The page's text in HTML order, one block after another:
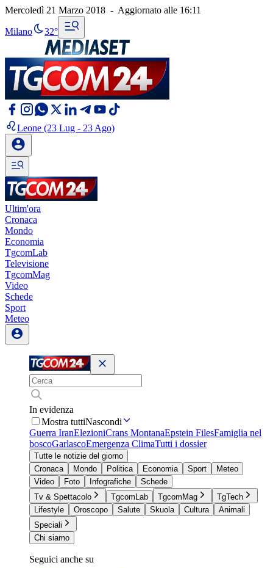
Mercoledì 21 Marzo 2018 - Aggiornato alle 16:11
Milano 32°
Leone (23 Lug - 23 Ago)
Ultim'ora
Cronaca
Mondo
Economia
TgcomLab
Televisione
TgcomMag
Video
Schede
Sport
Meteo
In evidenza
Mostra tuttiNascondi
Guerra IranElezioniCrans MontanaEpstein FilesFamiglia nel
boscoGarlascoEmergenza ClimaTutti i dossier
Tutte le notizie del giorno
Cronaca
Mondo Politica Economia Sport
Meteo
Video
Foto Infografiche
Schede
Tv & Spettacolo
TgcomLab TgcomMag
TgTech
Lifestyle
Oroscopo Salute Skuola Cultura
Animali
Speciali
Chi siamo
Seguici anche su